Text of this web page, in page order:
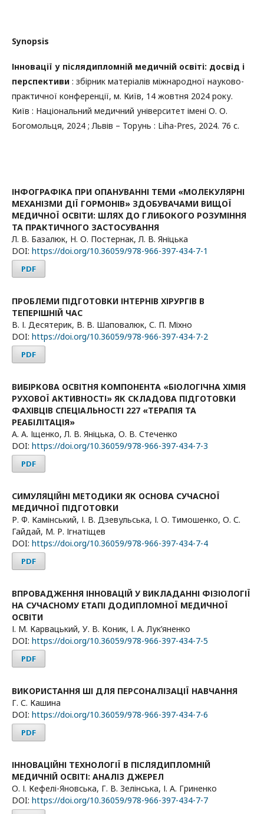
Synopsis
Інновації у післядипломній медичній освіті: досвід і
перспективи : збірник матеріалів міжнародної науково-
практичної конференції, м. Київ, 14 жовтня 2024 року.
Київ : Національний медичний університет імені О. О.
Богомольця, 2024 ; Львів – Торунь : Liha-Pres, 2024. 76 с.
ІНФОГРАФІКА ПРИ ОПАНУВАННІ ТЕМИ «МОЛЕКУЛЯРНІ
МЕХАНІЗМИ ДІЇ ГОРМОНІВ» ЗДОБУВАЧАМИ ВИЩОЇ
МЕДИЧНОЇ ОСВІТИ: ШЛЯХ ДО ГЛИБОКОГО РОЗУМІННЯ
ТА ПРАКТИЧНОГО ЗАСТОСУВАННЯ
Л. В. Базалюк, Н. О. Постернак, Л. В. Яніцька
DOI: https://doi.org/10.36059/978-966-397-434-7-1
PDF
ПРОБЛЕМИ ПІДГОТОВКИ ІНТЕРНІВ ХІРУРГІВ В
ТЕПЕРІШНІЙ ЧАС
В. І. Десятерик, В. В. Шаповалюк, С. П. Міхно
DOI: https://doi.org/10.36059/978-966-397-434-7-2
PDF
ВИБІРКОВА ОСВІТНЯ КОМПОНЕНТА «БІОЛОГІЧНА ХІМІЯ
РУХОВОЇ АКТИВНОСТІ» ЯК СКЛАДОВА ПІДГОТОВКИ
ФАХІВЦІВ СПЕЦІАЛЬНОСТІ 227 «ТЕРАПІЯ ТА
РЕАБІЛІТАЦІЯ»
А. А. Іщенко, Л. В. Яніцька, О. В. Стеченко
DOI: https://doi.org/10.36059/978-966-397-434-7-3
PDF
СИМУЛЯЦІЙНІ МЕТОДИКИ ЯК ОСНОВА СУЧАСНОЇ
МЕДИЧНОЇ ПІДГОТОВКИ
Р. Ф. Камінський, І. В. Дзевульська, І. О. Тимошенко, О. С.
Гайдай, М. Р. Ігнатіщев
DOI: https://doi.org/10.36059/978-966-397-434-7-4
PDF
ВПРОВАДЖЕННЯ ІННОВАЦІЙ У ВИКЛАДАННІ ФІЗІОЛОГІЇ
НА СУЧАСНОМУ ЕТАПІ ДОДИПЛОМНОЇ МЕДИЧНОЇ
ОСВІТИ
І. М. Карвацький, У. В. Коник, І. А. Лук’яненко
DOI: https://doi.org/10.36059/978-966-397-434-7-5
PDF
ВИКОРИСТАННЯ ШІ ДЛЯ ПЕРСОНАЛІЗАЦІЇ НАВЧАННЯ
Г. С. Кашина
DOI: https://doi.org/10.36059/978-966-397-434-7-6
PDF
ІННОВАЦІЙНІ ТЕХНОЛОГІЇ В ПІСЛЯДИПЛОМНІЙ
МЕДИЧНІЙ ОСВІТІ: АНАЛІЗ ДЖЕРЕЛ
О. І. Кефелі-Яновська, Г. В. Зелінська, І. А. Гриненко
DOI: https://doi.org/10.36059/978-966-397-434-7-7